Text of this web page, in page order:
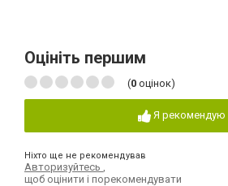
Оцініть першим
(0 оцінок)
Я рекомендую
Ніхто ще не рекомендував
Авторизуйтесь
щоб оцінити і порекомендувати